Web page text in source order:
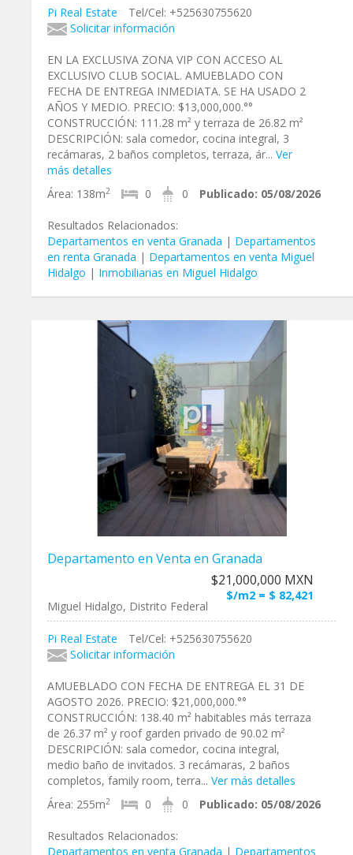
Pi Real Estate
Tel/Cel: +525630755620
Solicitar información
EN LA EXCLUSIVA ZONA VIP CON ACCESO AL
EXCLUSIVO CLUB SOCIAL. AMUEBLADO CON
FECHA DE ENTREGA INMEDIATA. SE HA USADO 2
AÑOS Y MEDIO. PRECIO: $13,000,000.°°
CONSTRUCCIÓN: 111.28 m² y terraza de 26.82 m²
DESCRIPCIÓN: sala comedor, cocina integral, 3
recámaras, 2 baños completos, terraza, ár... Ver
más detalles
Área: 138m2 0 0 Publicado: 05/08/2026
Resultados Relacionados:
Departamentos en venta Granada | Departamentos
en renta Granada | Departamentos en venta Miguel
Hidalgo | Inmobiliarias en Miguel Hidalgo
Departamento en Venta en Granada
$21,000,000 MXN
$/m2 = $ 82,421
Miguel Hidalgo, Distrito Federal
Pi Real Estate
Tel/Cel: +525630755620
Solicitar información
AMUEBLADO CON FECHA DE ENTREGA EL 31 DE
AGOSTO 2026. PRECIO: $21,000,000.°°
CONSTRUCCIÓN: 138.40 m² habitables más terraza
de 26.37 m² y roof garden privado de 90.02 m²
DESCRIPCIÓN: sala comedor, cocina integral,
medio baño de invitados. 3 recámaras, 2 baños
completos, family room, terra... Ver más detalles
Área: 255m2 0 0 Publicado: 05/08/2026
Resultados Relacionados:
Departamentos en venta Granada | Departamentos